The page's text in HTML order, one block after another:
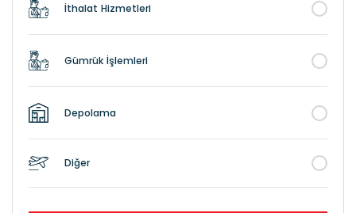
İthalat Hizmetleri
Gümrük İşlemleri
Depolama
Diğer